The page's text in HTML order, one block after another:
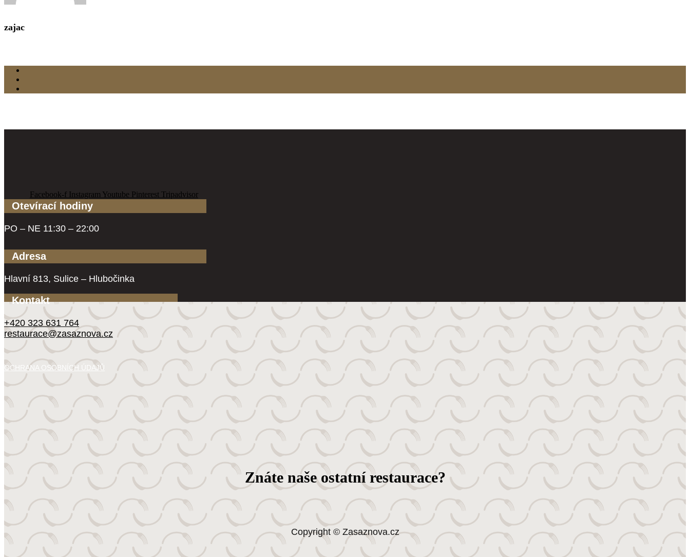
zajac
Facebook-f Instagram Youtube Pinterest Tripadvisor
Otevírací hodiny
PO – NE 11:30 – 22:00
Adresa
Hlavní 813, Sulice – Hlubočinka
Kontakt
+420 323 631 764
restaurace@zasaznova.cz
OCHRANA OSOBNÍCH ÚDAJŮ
Znáte naše ostatní restaurace?
Copyright © Zasaznova.cz